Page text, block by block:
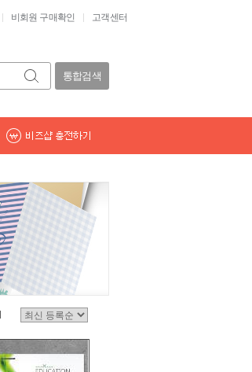
비회원 구매확인 고객센터
통합검색